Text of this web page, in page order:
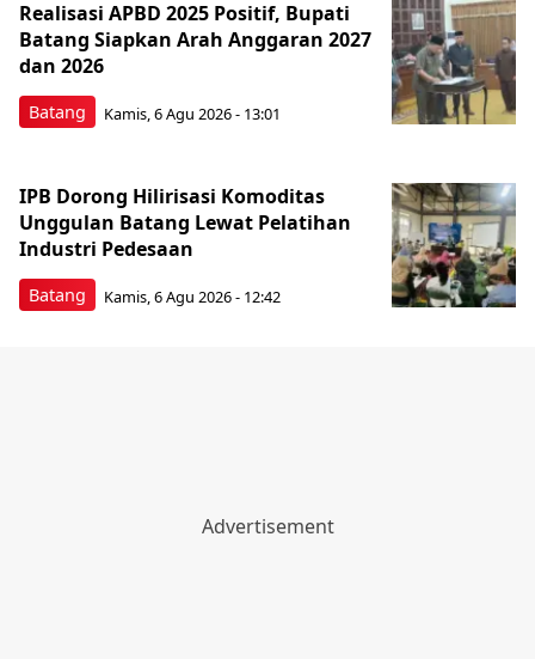
Batang
Realisasi APBD 2025 Positif, Bupati
Batang Siapkan Arah Anggaran 2027
dan 2026
Kamis, 6 Agu 2026 - 13:01
Batang
IPB Dorong Hilirisasi Komoditas
Unggulan Batang Lewat Pelatihan
Industri Pedesaan
Kamis, 6 Agu 2026 - 12:42